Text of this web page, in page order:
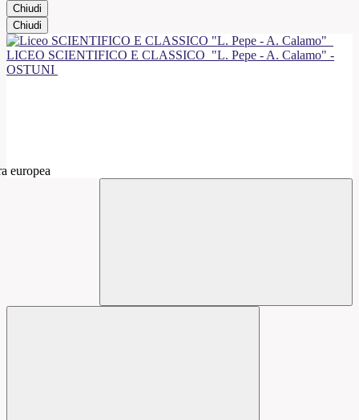
Chiudi
Chiudi
LICEO SCIENTIFICO E CLASSICO "L. Pepe - A. Calamo" -
OSTUNI